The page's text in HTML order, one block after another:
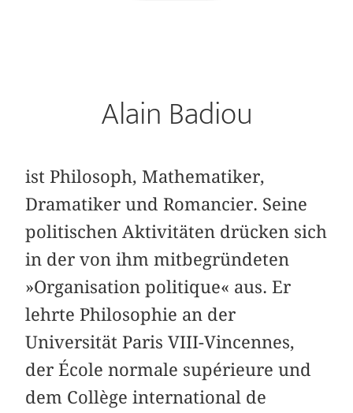
Alain Badiou
ist Philosoph, Mathematiker,
Dramatiker und Romancier. Seine
politischen Aktivitäten drücken sich
in der von ihm mitbegründeten
»Organisation politique« aus. Er
lehrte Philosophie an der
Universität Paris VIII-Vincennes,
der École normale supérieure und
dem Collège international de